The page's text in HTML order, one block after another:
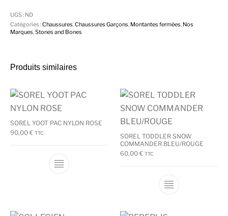
UGS : ND
Catégories :Chaussures,Chaussures Garçons, Montantes fermées, Nos
Marques,Stones and Bones
Produits similaires
SOREL YOOT PAC NYLON ROSE
90,00€ TTC
Ce produit a plusieurs variations. Les
SOREL TODDLER SNOW
COMMANDER BLEU/ROUGE
60,00 € TTC
Ce produit a